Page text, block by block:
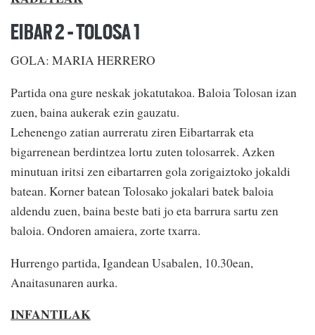
EIBAR 2 - TOLOSA 1
GOLA: MARIA HERRERO
Partida ona gure neskak jokatutakoa. Baloia Tolosan izan
zuen, baina aukerak ezin gauzatu.
Lehenengo zatian aurreratu ziren Eibartarrak eta
bigarrenean berdintzea lortu zuten tolosarrek. Azken
minutuan iritsi zen eibartarren gola zorigaiztoko jokaldi
batean. Korner batean Tolosako jokalari batek baloia
aldendu zuen, baina beste bati jo eta barrura sartu zen
baloia. Ondoren amaiera, zorte txarra.
Hurrengo partida, Igandean Usabalen, 10.30ean,
Anaitasunaren aurka.
INFANTILAK